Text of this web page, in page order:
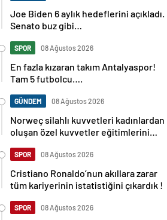
Joe Biden 6 aylık hedeflerini açıkladı.
Senato buz gibi…
SPOR 08 Ağustos 2026
En fazla kızaran takım Antalyaspor!
Tam 5 futbolcu….
GÜNDEM 08 Ağustos 2026
Norweç silahlı kuvvetleri kadınlardan
oluşan özel kuvvetler eğitimlerini
SPOR 08 Ağustos 2026
Cristiano Ronaldo’nun akıllara zarar
tüm kariyerinin istatistiğini çıkardık !
SPOR 08 Ağustos 2026